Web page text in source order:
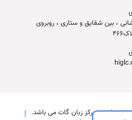
، بین شقایق و ستاری ، روبروی
متعلق به مرکز زبان گات می باشد.